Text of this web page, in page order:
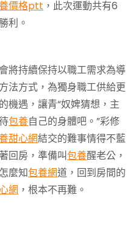
價格ptt ，此次運動共有6
利。
持續保持以職工需求為導
法方式，為獨身職工供給更
機遇，讓青“奴婢猜想，主
包養自己的身體吧。”彩修
甜心網結交的難事情得不藍
著回房，準備叫包養醒老公，
麼知包養網道，回到房間的
網 ，根本不再難。